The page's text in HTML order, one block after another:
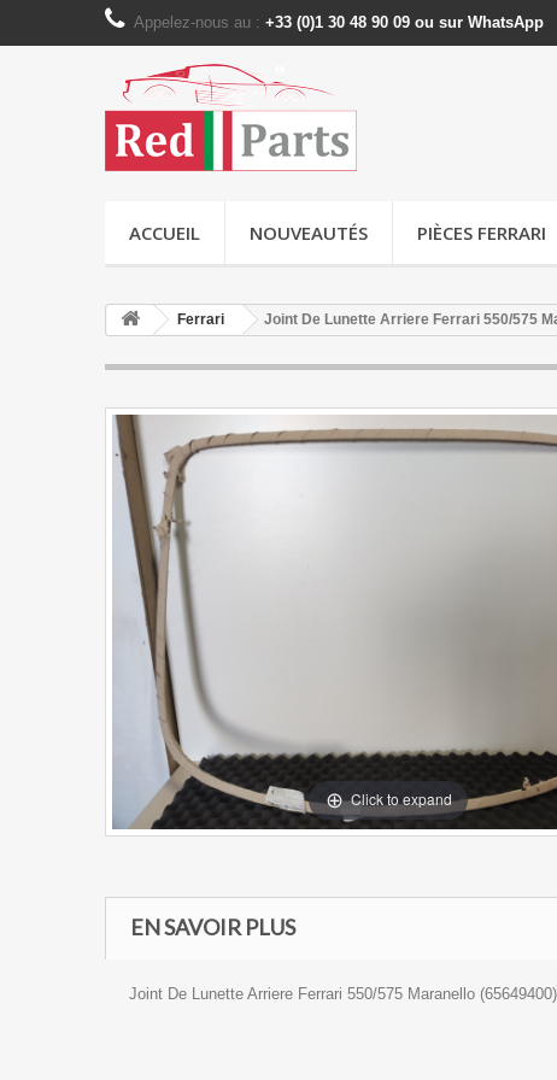
Appelez-nous au : +33 (0)1 30 48 90 09 ou sur WhatsApp
ACCUEIL NOUVEAUTÉS PIÈCES FERRARI
Ferrari Joint De Lunette Arriere Ferrari 550/575
Click to expand
EN SAVOIR PLUS
Joint De Lunette Arriere Ferrari 550/575 Maranello (65649400)